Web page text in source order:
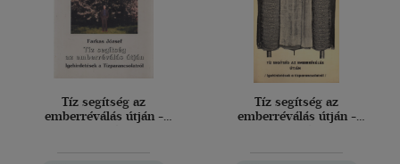
Tíz segítség az
emberréválás útján -
Tíz segítség az
emberréválás útján -